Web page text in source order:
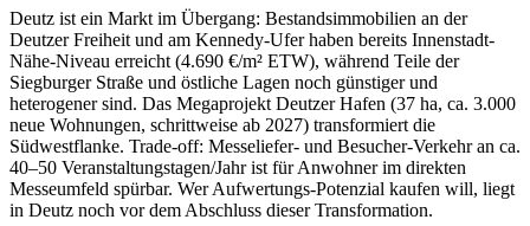
Deutz ist ein Markt im Übergang: Bestandsimmobilien an der
Deutzer Freiheit und am Kennedy-Ufer haben bereits Innenstadt-
Nähe-Niveau erreicht (4.690 €/m² ETW), während Teile der
Siegburger Straße und östliche Lagen noch günstiger und
heterogener sind. Das Megaprojekt Deutzer Hafen (37 ha, ca. 3.000
neue Wohnungen, schrittweise ab 2027) transformiert die
Südwestflanke. Trade-off: Messeliefer- und Besucher-Verkehr an ca.
40–50 Veranstaltungstagen/Jahr ist für Anwohner im direkten
Messeumfeld spürbar. Wer Aufwertungs-Potenzial kaufen will, liegt
in Deutz noch vor dem Abschluss dieser Transformation.